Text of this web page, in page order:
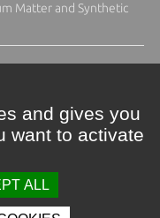
Matter and Synthetic
and gives you
want to activate
ALL